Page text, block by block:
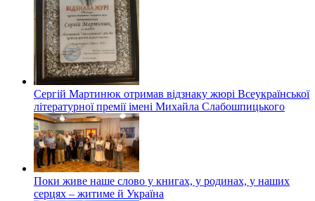
Сергій Мартинюк отримав відзнаку жюрі Всеукраїнської
літературної премії імені Михайла Слабошпицького
Поки живе наше слово у книгах, у родинах, у наших
серцях – житиме й Україна